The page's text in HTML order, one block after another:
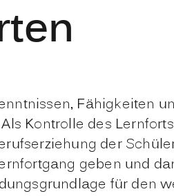
Fähigkeiten
Kontrolle des
der
geben und
für den